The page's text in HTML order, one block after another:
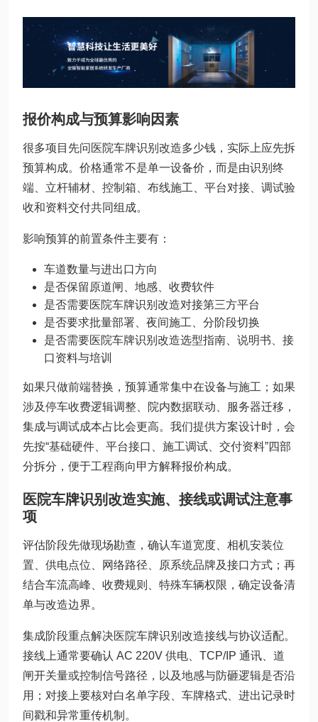
报价构成与预算影响因素
很多项目先问医院车牌识别改造多少钱，实际上应先拆
预算构成。价格通常不是单一设备价，而是由识别终
端、立杆辅材、控制箱、布线施工、平台对接、调试验
收和资料交付共同组成。
影响预算的前置条件主要有：
车道数量与进出口方向
是否保留原道闸、地感、收费软件
是否需要医院车牌识别改造对接第三方平台
是否要求批量部署、夜间施工、分阶段切换
是否需要医院车牌识别改造选型指南、说明书、接
口资料与培训
如果只做前端替换，预算通常集中在设备与施工；如果
涉及停车收费逻辑调整、院内数据联动、服务器迁移，
集成与调试成本占比会更高。我们提供方案设计时，会
先按“基础硬件、平台接口、施工调试、交付资料”四部
分拆分，便于工程商向甲方解释报价构成。
医院车牌识别改造实施、接线或调试注意事
项
评估阶段先做现场勘查，确认车道宽度、相机安装位
置、供电点位、网络路径、原系统品牌及接口方式；再
结合车流高峰、收费规则、特殊车辆权限，确定设备清
单与改造边界。
集成阶段重点解决医院车牌识别改造接线与协议适配。
接线上通常要确认 AC 220V 供电、TCP/IP 通讯、道
闸开关量或控制信号路径，以及地感与防砸逻辑是否沿
用；对接上要核对白名单字段、车牌格式、进出记录时
间戳和异常重传机制。